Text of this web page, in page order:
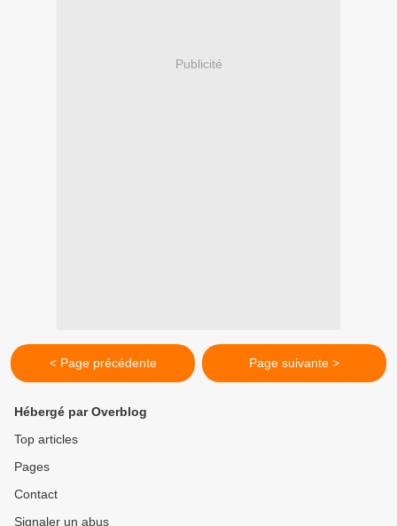
Publicité
< Page précédente Page suivante >
Hébergé par Overblog
Top articles
Pages
Contact
Signaler un abus